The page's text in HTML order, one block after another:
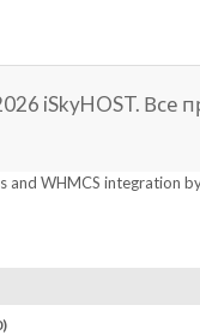
iSkyHOST. Все
and WHMCS integration